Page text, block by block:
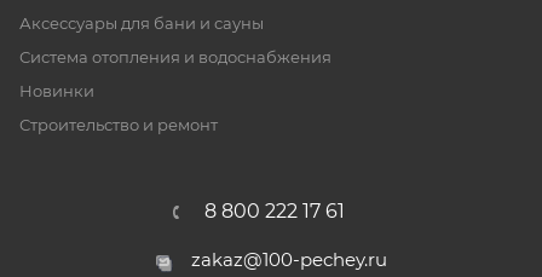
Аксессуары для бани и сауны
Система отопления и водоснабжения
Новинки
Строительство и ремонт
8 800 222 17 61
zakaz@100-pechey.ru